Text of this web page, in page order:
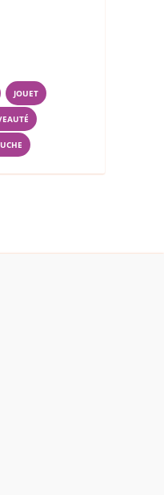
JOUET